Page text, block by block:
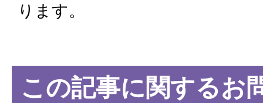
ります。
この記事に関するお